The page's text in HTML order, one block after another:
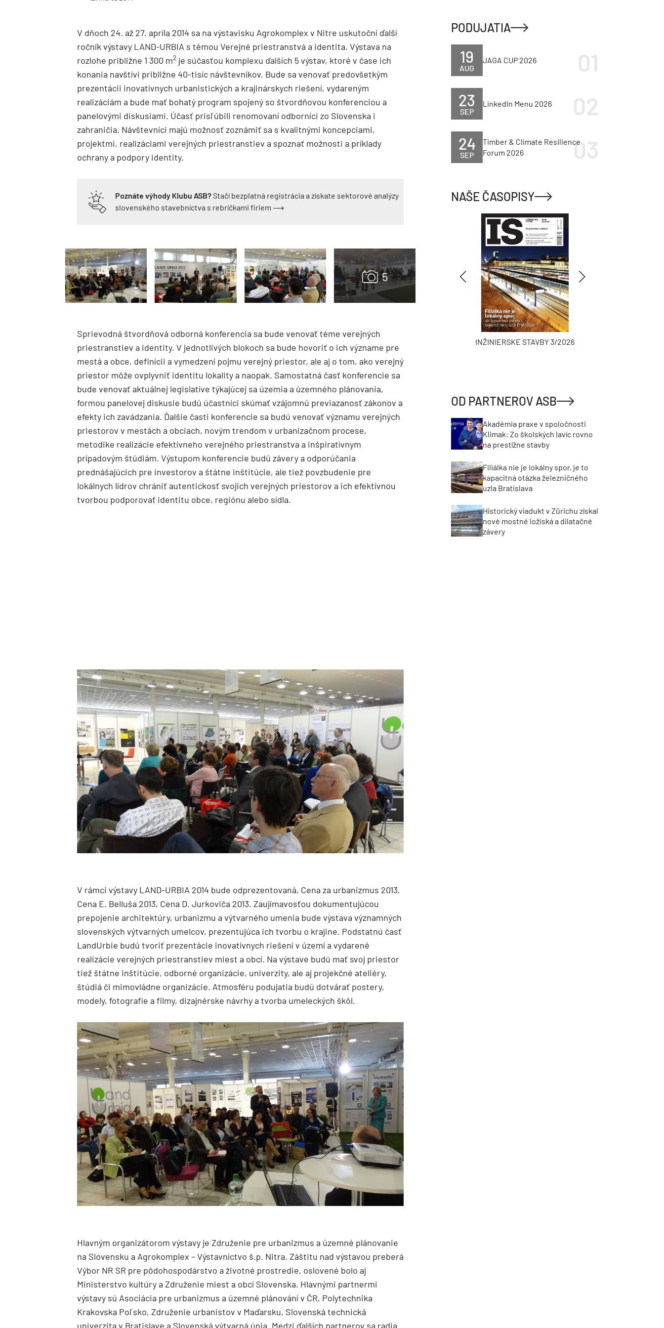
V dňoch 24. až 27. apríla 2014 sa na výstavisku Agrokomplex v Nitre uskutoční ďalší
ročník výstavy LAND-URBIA s témou Verejné priestranstvá a identita. Výstava na
rozlohe približne 1 300 m2 je súčasťou komplexu ďalších 5 výstav, ktoré v čase ich
konania navštívi približne 40-tisíc návštevníkov. Bude sa venovať predovšetkým
prezentácii inovatívnych urbanistických a krajinárskych riešení, vydareným
realizáciám a bude mať bohatý program spojený so štvordňovou konferenciou a
panelovými diskusiami. Účasť prisľúbili renomovaní odborníci zo Slovenska i
zahraničia. Návštevníci majú možnosť zoznámiť sa s kvalitnými koncepciami,
projektmi, realizáciami verejných priestranstiev a spoznať možnosti a príklady
ochrany a podpory identity.
Poznáte výhody Klubu ASB?Stačí bezplatná registrácia a získate sektorové analýzy
slovenského stavebníctva s rebríčkami firiem ⟶
Sprievodná štvordňová odborná konferencia sa bude venovať téme verejných
priestranstiev a identity. V jednotlivých blokoch sa bude hovoriť o ich význame pre
mestá a obce, definícii a vymedzení pojmu verejný priestor, ale aj o tom, ako verejný
priestor môže ovplyvniť identitu lokality a naopak. Samostatná časť konferencie sa
bude venovať aktuálnej legislatíve týkajúcej sa územia a územného plánovania,
formou panelovej diskusie budú účastníci skúmať vzájomnú previazanosť zákonov a
efekty ich zavádzania. Ďalšie časti konferencie sa budú venovať významu verejných
priestorov v mestách a obciach, novým trendom v urbanizačnom procese,
metodike realizácie efektívneho verejného priestranstva a inšpiratívnym
prípadovým štúdiám. Výstupom konferencie budú závery a odporúčania
prednášajúcich pre investorov a štátne inštitúcie, ale tiež povzbudenie pre
lokálnych lídrov chrániť autentickosť svojich verejných priestorov a ich efektívnou
tvorbou podporovať identitu obce, regiónu alebo sídla.
V rámci výstavy LAND-URBIA 2014 bude odprezentovaná, Cena za urbanizmus 2013,
Cena E. Belluša 2013, Cena D. Jurkoviča 2013. Zaujímavosťou dokumentujúcou
prepojenie architektúry, urbanizmu a výtvarného umenia bude výstava významných
slovenských výtvarných umelcov, prezentujúca ich tvorbu o krajine. Podstatnú časť
LandUrbie budú tvoriť prezentácie inovatívnych riešení v území a vydarené
realizácie verejných priestranstiev miest a obcí. Na výstave budú mať svoj priestor
tiež štátne inštitúcie, odborné organizácie, univerzity, ale aj projekčné ateliéry,
štúdiá či mimovládne organizácie. Atmosféru podujatia budú dotvárať postery,
modely, fotografie a filmy, dizajnérske návrhy a tvorba umeleckých škôl.
Hlavným organizátorom výstavy je Združenie pre urbanizmus a územné plánovanie
na Slovensku a Agrokomplex – Výstavníctvo š.p. Nitra. Záštitu nad výstavou preberá
Výbor NR SR pre pôdohospodárstvo a životné prostredie, oslovené bolo aj
Ministerstvo kultúry a Združenie miest a obcí Slovenska. Hlavnými partnermi
výstavy sú Asociácia pre urbanizmus a územné plánování v ČR, Polytechnika
Krakovska Poľsko, Združenie urbanistov v Maďarsku, Slovenská technická
univerzita v Bratislave a Slovenská výtvarná únia. Medzi ďalších partnerov sa radia
PODUJATIA
AUG
19 JAGA CUP 2026
SEP
23 LinkedIn Menu 2026
SEP
24
Timber & Climate Resilience
Forum 2026
NAŠE ČASOPISY
TZB HAUSTECHNIK 3/2026 INŽINIERSKE STAVBY 3/2026
OD PARTNEROV ASB
Akadémia praxe v spoločnosti
Klimak: Zo školských lavíc rovno
na prestížne stavby
Filiálka nie je lokálny spor, je to
kapacitná otázka železničného
uzla Bratislava
Historický viadukt v Zürichu získal
nové mostné ložiská a dilatačné
závery